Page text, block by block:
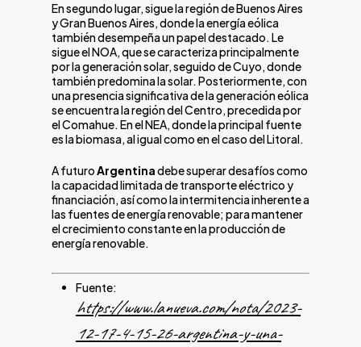
En segundo lugar, sigue la región de Buenos Aires
y Gran Buenos Aires, donde la energía eólica
también desempeña un papel destacado. Le
sigue el NOA, que se caracteriza principalmente
por la generación solar, seguido de Cuyo, donde
también predomina la solar. Posteriormente, con
una presencia significativa de la generación eólica
se encuentra la región del Centro, precedida por
el Comahue. En el NEA, donde la principal fuente
es la biomasa, al igual como en el caso del Litoral.
A futuroArgentinadebe superar desafíos como
la capacidad limitada de transporte eléctrico y
financiación, así como la intermitencia inherente a
las fuentes de energía renovable; para mantener
el crecimiento constante en la producción de
energía renovable.
Fuente:
https://www.lanueva.com/nota/2023-
12-17-4-15-26-argentina-y-una-